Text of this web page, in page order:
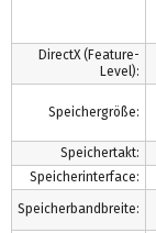
DirectX (Feature-
Level):
Speichergröße:
Speichertakt:
Speicherinterface:
Speicherbandbreite: